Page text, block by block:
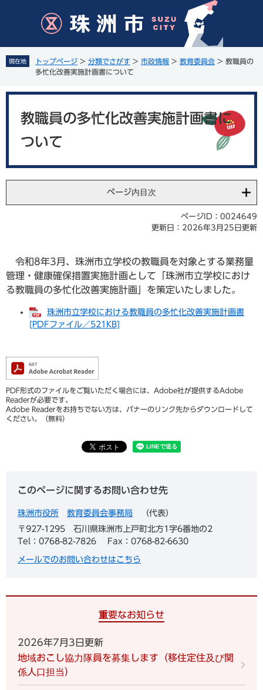
先
頭
す
を
飛
し
現在地 トップページ > 分類でさがす > 市政情報 > 教育委員会 > 教職員の
多忙化改善実施計画書について
教職員の多忙化改善実施計画書に
ついて
ページ内目次
ページID：0024649
更新日：2026年3月25日更新
令和8年3月、珠洲市立学校の教職員を対象とする業務量
管理・健康確保措置実施計画として「珠洲市立学校におけ
る教職員の多忙化改善実施計画」を策定いたしました。
珠洲市立学校における教職員の多忙化改善実施計画書
[PDFファイル／521KB]
PDF形式のファイルをご覧いただく場合には、Adobe社が提供するAdobe
Readerが必要です。
Adobe Readerをお持ちでない方は、バナーのリンク先からダウンロードして
ください。（無料）
このページに関するお問い合わせ先
珠洲市役所 教育委員会事務局
代表
〒927-1295
石川県珠洲市上戸町北方1字6番地の2
Tel：0768-82-7826
Fax：0768-82-6630
メールでのお問い合わせはこちら
重要なお知らせ
2026年7月3日更新
地域おこし協力隊員を募集します（移住定住及び関
係人口担当）